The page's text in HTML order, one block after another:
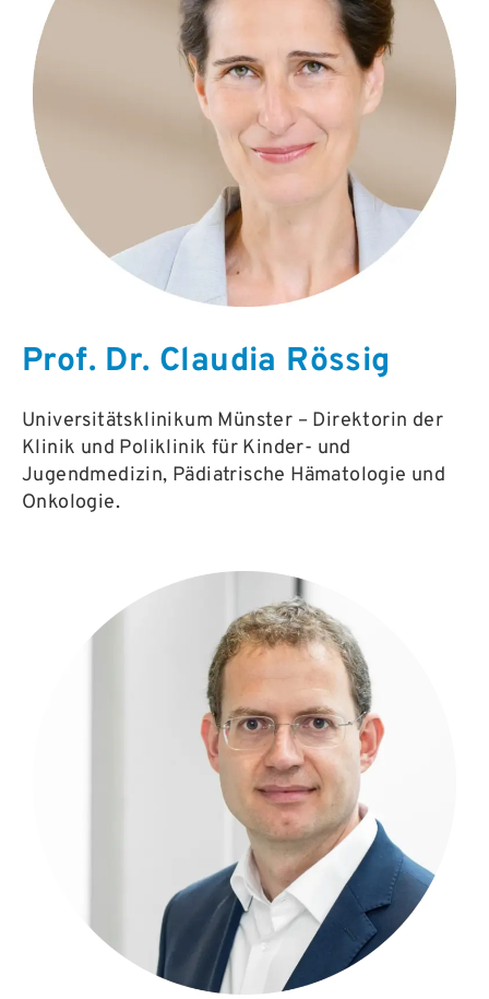
Prof. Dr. Claudia Rössig
Universitätsklinikum Münster – Direktorin der
Klinik und Poliklinik für Kinder- und
Jugendmedizin, Pädiatrische Hämatologie und
Onkologie.